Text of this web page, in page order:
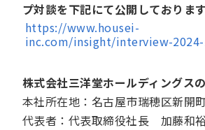
プ対談を下記にて公開しております
https://www.housei-
inc.com/insight/interview-
株式会社三洋堂ホールディングス
本社所在地：名古屋市瑞穂区新開
代表者：代表取締役社長 加藤和